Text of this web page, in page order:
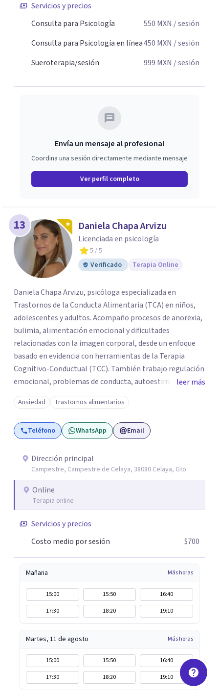
Servicios y precios
Consulta para Psicología
550 MXN / sesión
Consulta para Psicología en línea450 MXN / sesión
Sueroterapia/sesión
999 MXN / sesión
Envía un mensaje al profesional
Coordina una sesión directamente mediante mensaje
Ver perfil completo
13 Daniela Chapa Arvizu
Licenciada en psicología
5 / 5
Verificado
Terapia Online
Daniela Chapa Arvizu, psicóloga especializada en
Trastornos de la Conducta Alimentaria (TCA) en niños,
adolescentes y adultos. Acompaño procesos de anorexia,
bulimia, alimentación emocional y dificultades
relacionadas con la imagen corporal, desde un enfoque
basado en evidencia con herramientas de la Terapia
Cognitivo-Conductual (TCC). También trabajo regulación
emocional, problemas de conducta, autoestima y
desarrollo de habilidades sociales y emocionales en
población infantil y juvenil. Me mantengo en constante
formación y actualización para brindar el
acompañamiento más efectivo a cada persona. Ofrezco
alimentación consciente, adaptado a las necesidades de
cada paciente y su familia. Atiendo de forma online.
Puedes reservar tu primera sesión directamente desde mi
perfil.
leer más
Ansiedad Trastornos alimentarios
Teléfono WhatsApp Email
Dirección principal
Campestre, Campestre de Celaya, 38080 Celaya, Gto.
Online
Terapia online
Servicios y precios
Costo medio por sesión
$700
Mañana Más horas
15:00 15:50
16:40
17:30
18:20 19:10
Martes, 11 de agosto Más horas
15:00 15:50
16:40
17:30
18:20 19:10